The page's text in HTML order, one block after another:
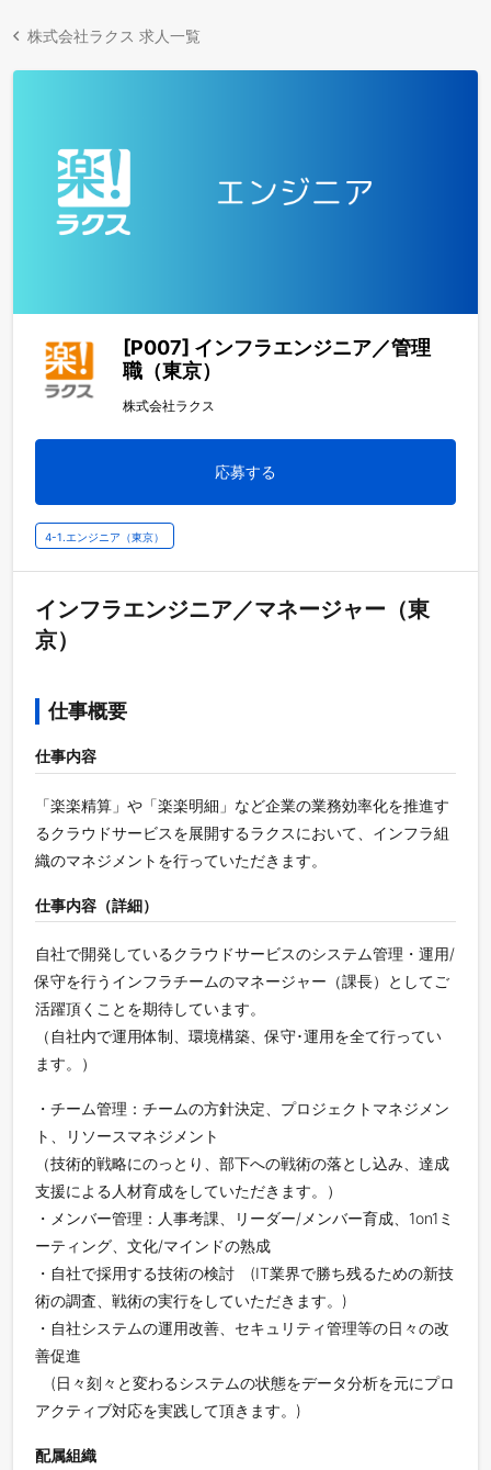
株式会社ラクス 求人一覧
[P007] インフラエンジニア／管理
職（東京）
株式会社ラクス
応募する
4-1.エンジニア（東京）
インフラエンジニア／マネージャー（東
京）
仕事概要
仕事内容
「楽楽精算」や「楽楽明細」など企業の業務効率化を推進す
るクラウドサービスを展開するラクスにおいて、インフラ組
織のマネジメントを行っていただきます。
仕事内容（詳細）
自社で開発しているクラウドサービスのシステム管理・運用/
保守を行うインフラチームのマネージャー（課長）としてご
活躍頂くことを期待しています。
（自社内で運用体制、環境構築、保守･運用を全て行ってい
ます。）
・チーム管理：チームの方針決定、プロジェクトマネジメン
ト、リソースマネジメント
（技術的戦略にのっとり、部下への戦術の落とし込み、達成
支援による人材育成をしていただきます。）
・メンバー管理：人事考課、リーダー/メンバー育成、1on1ミ
ーティング、文化/マインドの熟成
・自社で採用する技術の検討 (IT業界で勝ち残るための新技
術の調査、戦術の実行をしていただきます。)
・自社システムの運用改善、セキュリティ管理等の日々の改
善促進
(日々刻々と変わるシステムの状態をデータ分析を元にプロ
アクティブ対応を実践して頂きます。)
配属組織